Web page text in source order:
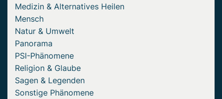
Medizin & Alternatives Heilen
Mensch
Natur & Umwelt
Panorama
PSI-Phänomene
Religion & Glaube
Sagen & Legenden
Sonstige Phänomene